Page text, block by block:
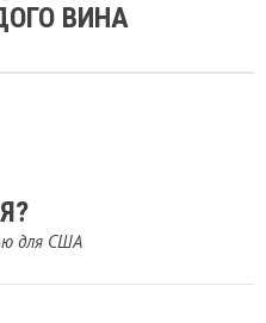
ВИНА
для США